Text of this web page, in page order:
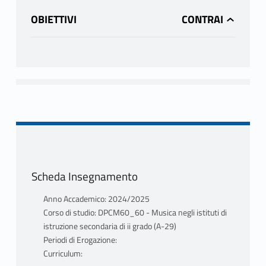
OBIETTIVI
Scheda Insegnamento
Anno Accademico: 2024/2025
Corso di studio: DPCM60_60 - Musica negli istituti di
istruzione secondaria di ii grado (A-29)
Periodi di Erogazione:
Curriculum: